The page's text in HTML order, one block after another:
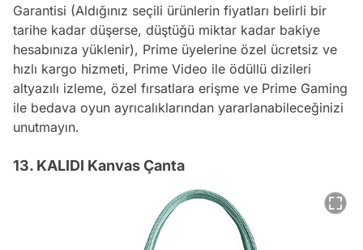
Garantisi (Aldığınız seçili ürünlerin fiyatları belirli bir
tarihe kadar düşerse, düştüğü miktar kadar bakiye
hesabınıza yüklenir), Prime üyelerine özel ücretsiz ve
hızlı kargo hizmeti, Prime Video ile ödüllü dizileri
altyazılı izleme, özel fırsatlara erişme ve Prime Gaming
ile bedava oyun ayrıcalıklarından yararlanabileceğinizi
unutmayın.
13. KALIDI Kanvas Çanta